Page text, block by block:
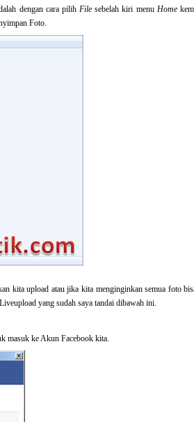
dengan cara pilihFilesebelah kiri menu Home
Foto.
kita upload atau jika kita menginginkan semua foto
yang sudah saya tandai dibawah ini.
masuk ke Akun Facebook kita.